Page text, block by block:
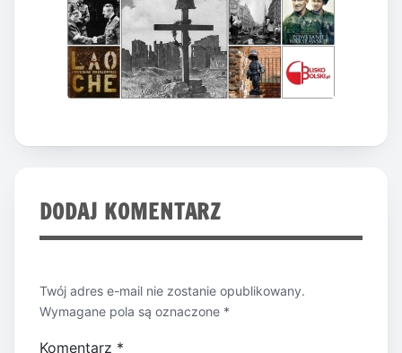
DODAJ KOMENTARZ
Twój adres e-mail nie zostanie opublikowany.
Wymagane pola są oznaczone *
Komentarz *